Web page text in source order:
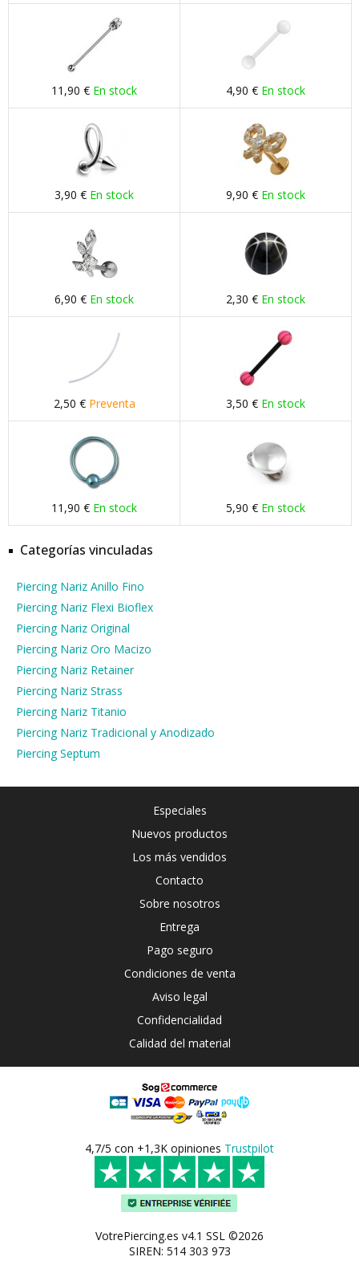
11,90 € En stock 4,90 € En stock
3,90 € En stock 9,90 € En stock
6,90 € En stock 2,30 € En stock
2,50 € Preventa 3,50 € En stock
11,90 € En stock 5,90 € En stock
Categorías vinculadas
Piercing Nariz Anillo Fino
Piercing Nariz Flexi Bioflex
Piercing Nariz Original
Piercing Nariz Oro Macizo
Piercing Nariz Retainer
Piercing Nariz Strass
Piercing Nariz Titanio
Piercing Nariz Tradicional y Anodizado
Piercing Septum
Especiales
Nuevos productos
Los más vendidos
Contacto
Sobre nosotros
Entrega
Pago seguro
Condiciones de venta
Aviso legal
Confidencialidad
Calidad del material
4,7/5 con +1,3K opiniones Trustpilot
VotrePiercing.es v4.1 SSL ©2026
SIREN: 514 303 973